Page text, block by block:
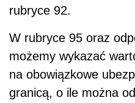
rubryce 92.
W rubryce 95 oraz
możemy wykazać
na obowiązkowe
granicą, o ile można